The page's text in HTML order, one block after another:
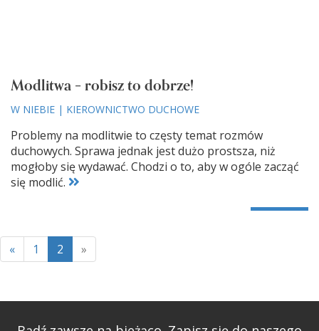
Modlitwa – robisz to dobrze!
W NIEBIE | KIEROWNICTWO DUCHOWE
Problemy na modlitwie to częsty temat rozmów
duchowych. Sprawa jednak jest dużo prostsza, niż
mogłoby się wydawać. Chodzi o to, aby w ogóle zacząć
się modlić.
« 1 2 »